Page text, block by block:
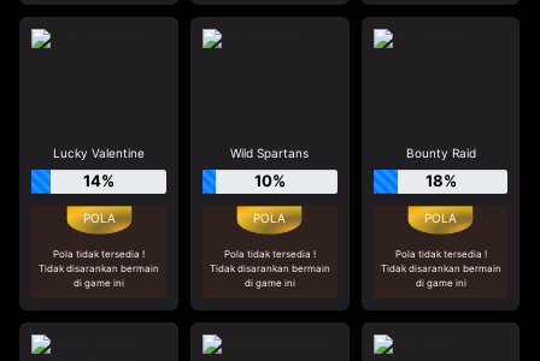
Lucky Valentine
14%
Pola tidak tersedia !
Tidak disarankan bermain
di game ini
Wild Spartans
10%
Pola tidak tersedia !
Tidak disarankan bermain
di game ini
Bounty Raid
18%
Pola tidak tersedia !
Tidak disarankan bermain
di game ini